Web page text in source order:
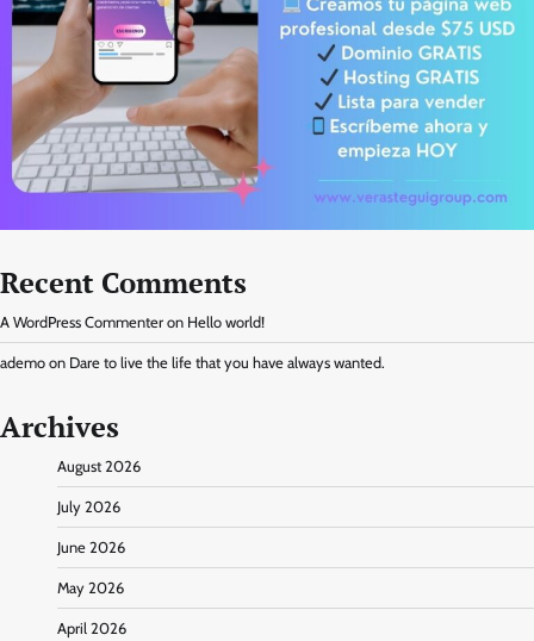
Recent Comments
A WordPress Commenter on Hello world!
ademo on Dare to live the life that you have always wanted.
Archives
August 2026
July 2026
June 2026
May 2026
April 2026